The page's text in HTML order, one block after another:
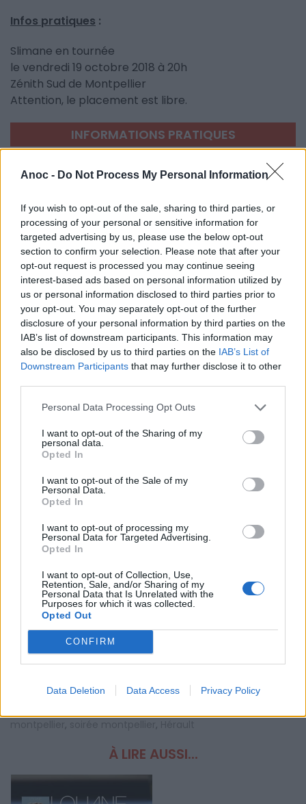
Anoc - Do Not Process My Personal Information
If you wish to opt-out of the sale, sharing to third parties, or
processing of your personal or sensitive information for
targeted advertising by us, please use the below opt-out
section to confirm your selection. Please note that after your
opt-out request is processed you may continue seeing
interest-based ads based on personal information utilized by
us or personal information disclosed to third parties prior to
your opt-out. You may separately opt-out of the further
disclosure of your personal information by third parties on the
IAB’s list of downstream participants. This information may
also be disclosed by us to third parties on the IAB’s List of
Downstream Participants that may further disclose it to other
Personal Data Processing Opt Outs
I want to opt-out of the Sharing of my
personal data.
Opted In
I want to opt-out of the Sale of my
Personal Data.
Opted In
I want to opt-out of processing my
Personal Data for Targeted Advertising.
Opted In
I want to opt-out of Collection, Use,
Retention, Sale, and/or Sharing of my
Personal Data that Is Unrelated with the
Purposes for which it was collected.
Opted Out
CONFIRM
Data Deletion Data Access Privacy Policy
Infos pratiques :
Slimane en tournée
le vendredi 19 octobre 2018 à 20h
Zénith Sud de Montpellier
Attention, le placement est libre.
INFORMATIONS PRATIQUES
Le 19 octobre 2018
LIEU
Le Zénith Sud
2733 Avenue Albert Einstein
34000 Montpellier
Calcul d'itinéraire
ACCÈS
Bus n°9 - Zenith Sud
TARIFS
Plat debout (Cat.2) : 38€
Plat assise (Cat.1) : 43€
, ,
À LIRE AUSSI...